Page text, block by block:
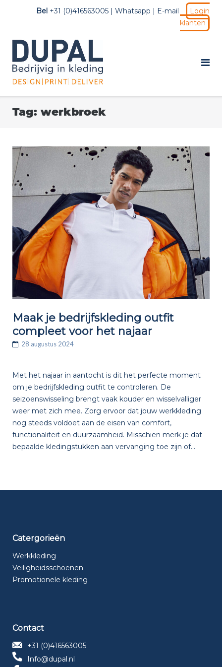
inhoud
Bel +31 (0)416563005 |Whatsapp | E-mail
Login
klanten
Tag: werkbroek
Maak je bedrijfskleding outfit
compleet voor het najaar
28 augustus 2024
Met het najaar in aantocht is dit het perfecte moment
om je bedrijfskleding outfit te controleren. De
seizoenswisseling brengt vaak kouder en wisselvalliger
weer met zich mee. Zorg ervoor dat jouw werkkleding
nog steeds voldoet aan de eisen van comfort,
functionaliteit en duurzaamheid. Misschien merk je dat
bepaalde kledingstukken aan vervanging toe zijn of...
Catergorieën
Werkkleding
Veiligheidsschoenen
Promotionele kleding
Contact
+31 (0)416563005
Info@dupal.nl